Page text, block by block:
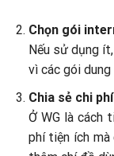
Chọn gói
Nếu sử dụng
vì các gói
Chia sẻ chi
Ở WG là cách
phí tiện ích